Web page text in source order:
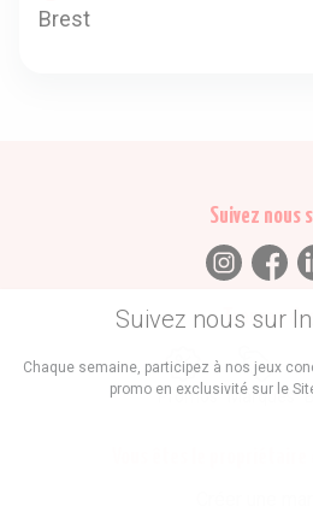
Brest
Suivez nous sur
Chaque semaine, participez à nos jeux
promo en exclusivité sur le
Suivez nous
Trouvez
Promos Marques